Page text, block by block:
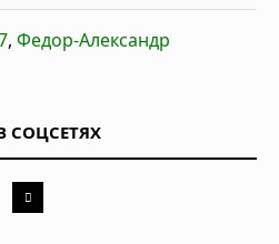
, Федор-Александр
СОЦСЕТЯХ